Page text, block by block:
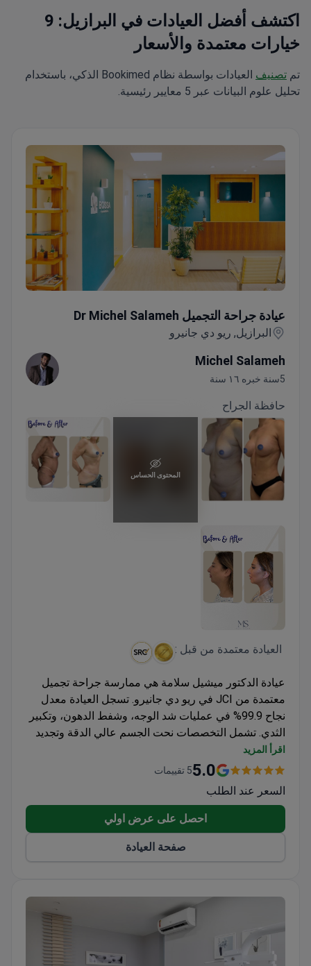
اكتشف أفضل العيادات في البرازيل: 9
خيارات معتمدة والأسعار
تم تصنيف
العيادات بواسطة نظام Bookimed الذكي، باستخدام
تحليل علوم البيانات عبر 5 معايير رئيسية.
عيادة جراحة التجميل Dr Michel Salameh
البرازيل, ريو دي جانيرو
Michel Salameh
5سنة خبره ١٦ سنة
حافظة الجراح
المحتوى الحساس
العيادة معتمدة من قبل :
عيادة الدكتور ميشيل سلامة هي ممارسة جراحة تجميل
معتمدة من JCI في ريو دي جانيرو. تسجل العيادة معدل
نجاح 99.9% في عمليات شد الوجه، وشفط الدهون، وتكبير
الثدي. تشمل التخصصات نحت الجسم عالي الدقة وتجديد
شباب الوجه المتقدم.
تحمل أيضًا اعتماد مؤسسة مراجعة الجراحة (SRC).
تقدم دعمًا متعدد التخصصات بما في ذلك رعاية الغدد
الصماء.
تعالج الشخصيات العامة والأفراد المعرضين سياسيًا.
تجذب المرضى من أمريكا اللاتينية، ودول جامعة الدول
اقرأ المزيد
5.05 تقييمات
السعر عند الطلب
احصل على عرض اولي
صفحة العيادة